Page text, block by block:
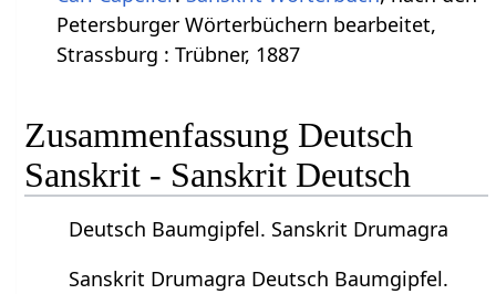
Petersburger Wörterbüchern bearbeitet,
Strassburg : Trübner, 1887
Zusammenfassung Deutsch
Sanskrit - Sanskrit Deutsch
Deutsch Baumgipfel. Sanskrit Drumagra
Sanskrit Drumagra Deutsch Baumgipfel.